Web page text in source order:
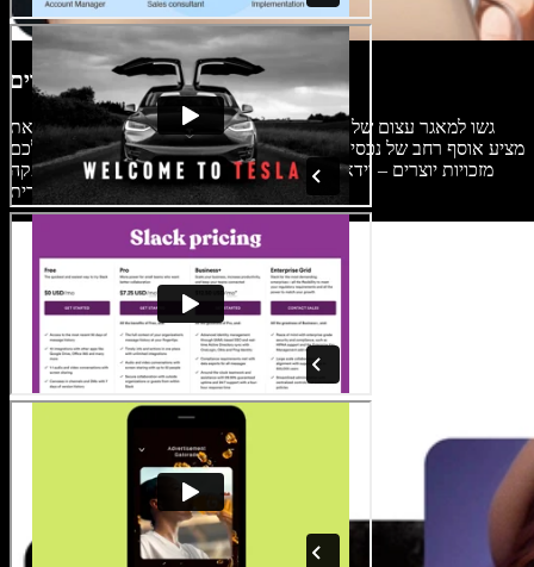
ספריית מדיה חינמית ללא זכויות יוצרים
גשו למאגר עצום של סרטונים, תמונות ומוזיקה חינמית כדי לשדרג את
הקדימונים שלכם. Speechify Studio מציע אוסף רחב של נכסים חופשיים
מזכויות יוצרים – וידאו, מוזיקה ועוד – שיעזרו לכם להרים את ההפקה
לרמה הוליוודית.